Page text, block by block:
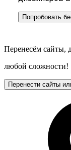
Попробовать
Перенесём сайты,
любой сложности!
Перенести сайты